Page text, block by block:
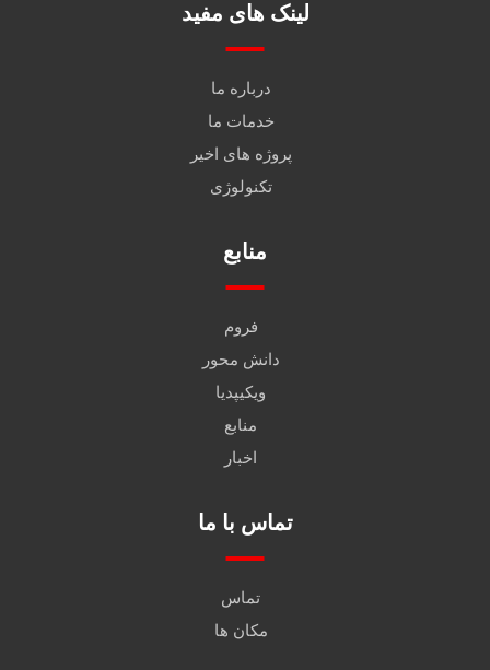
لینک های مفید
درباره ما
خدمات ما
پروژه های اخیر
تکنولوژی
منابع
فروم
دانش محور
ویکیپدیا
منابع
اخبار
تماس با ما
تماس
مکان ها